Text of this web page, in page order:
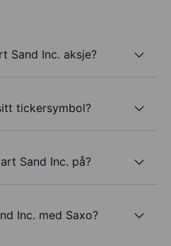
Sand Inc. aksje?
tickersymbol?
Sand Inc. på?
Inc. med Saxo?